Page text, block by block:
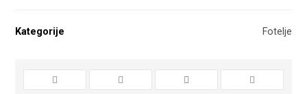
Kategorije Fotelje